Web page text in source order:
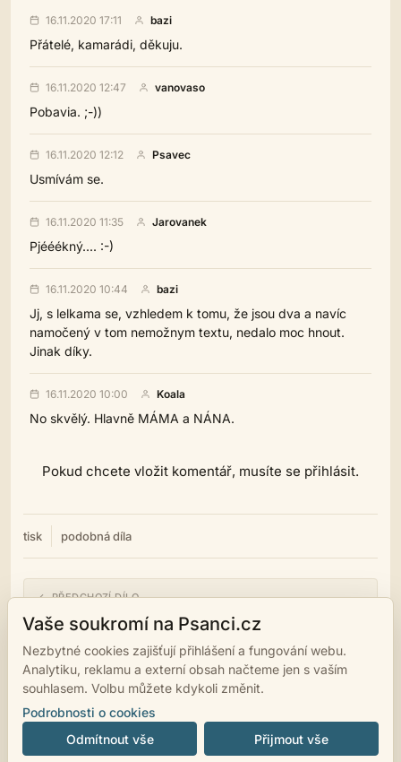
16.11.2020 17:11 bazi
Přátelé, kamarádi, děkuju.
16.11.2020 12:47 vanovaso
Pobavia. ;-))
16.11.2020 12:12 Psavec
Usmívám se.
16.11.2020 11:35 Jarovanek
Pjééékný.... :-)
16.11.2020 10:44 bazi
Jj, s lelkama se, vzhledem k tomu, že jsou dva a navíc
namočený v tom nemožnym textu, nedalo moc hnout.
Jinak díky.
16.11.2020 10:00 Koala
No skvělý. Hlavně MÁMA a NÁNA.
Pokud chcete vložit komentář, musíte se přihlásit.
tisk podobná díla
← PŘEDCHOZÍ DÍLO
Tatort
NÁSLEDUJÍCÍ DÍLO →
Čtvero ročních období
Vaše soukromí na Psanci.cz
Nezbytné cookies zajišťují přihlášení a fungování webu.
Analytiku, reklamu a externí obsah načteme jen s vaším
souhlasem. Volbu můžete kdykoli změnit.
Podrobnosti o cookies
Odmítnout vše
Přijmout vše